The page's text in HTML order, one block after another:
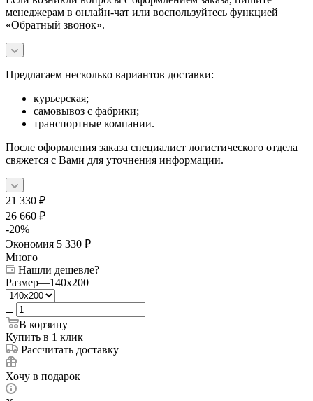
менеджерам в онлайн-чат или воспользуйтесь функцией
«Обратный звонок».
Предлагаем несколько вариантов доставки:
курьерская;
самовывоз с фабрики;
транспортные компании.
После оформления заказа специалист логистического отдела
свяжется с Вами для уточнения информации.
21 330 ₽
26 660 ₽
-20%
Экономия 5 330 ₽
Много
Нашли дешевле?
Размер—140x200
В корзину
Купить в 1 клик
Рассчитать доставку
Хочу в подарок